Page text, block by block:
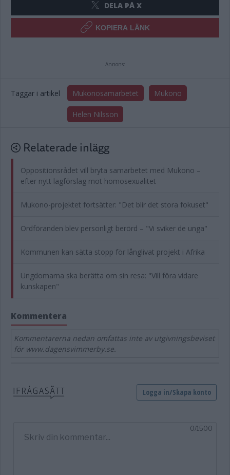
DELA PÅ X
KOPIERA LÄNK
Annons:
Taggar i artikel Mukonosamarbetet Mukono
Helen Nilsson
Relaterade inlägg
Oppositionsrådet vill bryta samarbetet med Mukono –
efter nytt lagförslag mot homosexualitet
Mukono-projektet fortsätter: "Det blir det stora fokuset"
Ordföranden blev personligt berörd – "Vi sviker de unga"
Kommunen kan sätta stopp för långlivat projekt i Afrika
Ungdomarna ska berätta om sin resa: "Vill föra vidare
kunskapen"
Kommentera
Kommentarerna nedan omfattas inte av utgivningsbeviset
för www.dagensvimmerby.se.